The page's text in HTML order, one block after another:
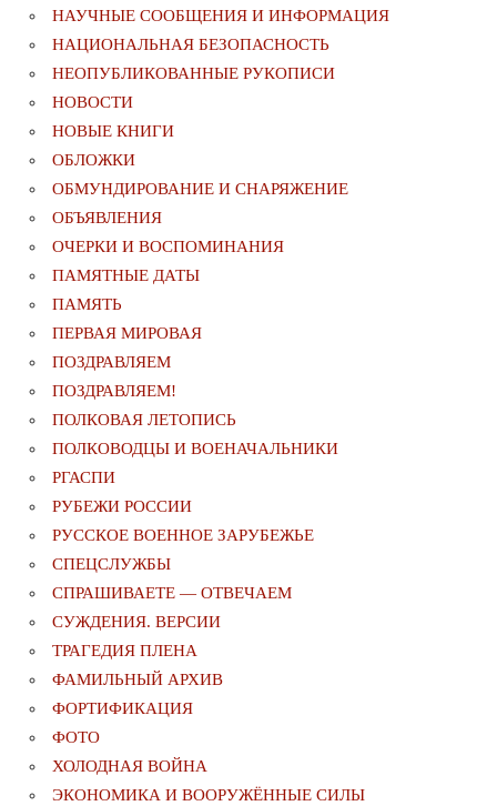
НАУЧНЫЕ СООБЩЕНИЯ И ИНФОРМАЦИЯ
НАЦИОНАЛЬНАЯ БЕЗОПАСНОСТЬ
НЕОПУБЛИКОВАННЫЕ РУКОПИСИ
НОВОСТИ
НОВЫЕ КНИГИ
ОБЛОЖКИ
ОБМУНДИРОВАНИЕ И СНАРЯЖЕНИЕ
ОБЪЯВЛЕНИЯ
ОЧЕРКИ И ВОСПОМИНАНИЯ
ПАМЯТНЫЕ ДАТЫ
ПАМЯТЬ
ПЕРВАЯ МИРОВАЯ
ПОЗДРАВЛЯЕМ
ПОЗДРАВЛЯЕМ!
ПОЛКОВАЯ ЛЕТОПИСЬ
ПОЛКОВОДЦЫ И ВОЕНАЧАЛЬНИКИ
РГАСПИ
РУБЕЖИ РОССИИ
РУССКОЕ ВОЕННОЕ ЗАРУБЕЖЬЕ
СПЕЦСЛУЖБЫ
СПРАШИВАЕТЕ — ОТВЕЧАЕМ
СУЖДЕНИЯ. ВЕРСИИ
ТРАГЕДИЯ ПЛЕНА
ФАМИЛЬНЫЙ АРХИВ
ФОРТИФИКАЦИЯ
ФОТО
ХОЛОДНАЯ ВОЙНА
ЭКОНОМИКА И ВООРУЖЁННЫЕ СИЛЫ